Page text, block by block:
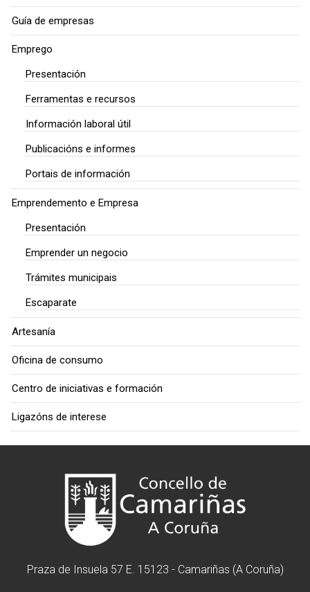
Guía de empresas
Emprego
Presentación
Ferramentas e recursos
Información laboral útil
Publicacións e informes
Portais de información
Emprendemento e Empresa
Presentación
Emprender un negocio
Trámites municipais
Escaparate
Artesanía
Oficina de consumo
Centro de iniciativas e formación
Ligazóns de interese
Praza de Insuela 57 E. 15123 - Camariñas (A Coruña)